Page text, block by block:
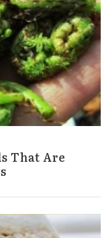
That Are